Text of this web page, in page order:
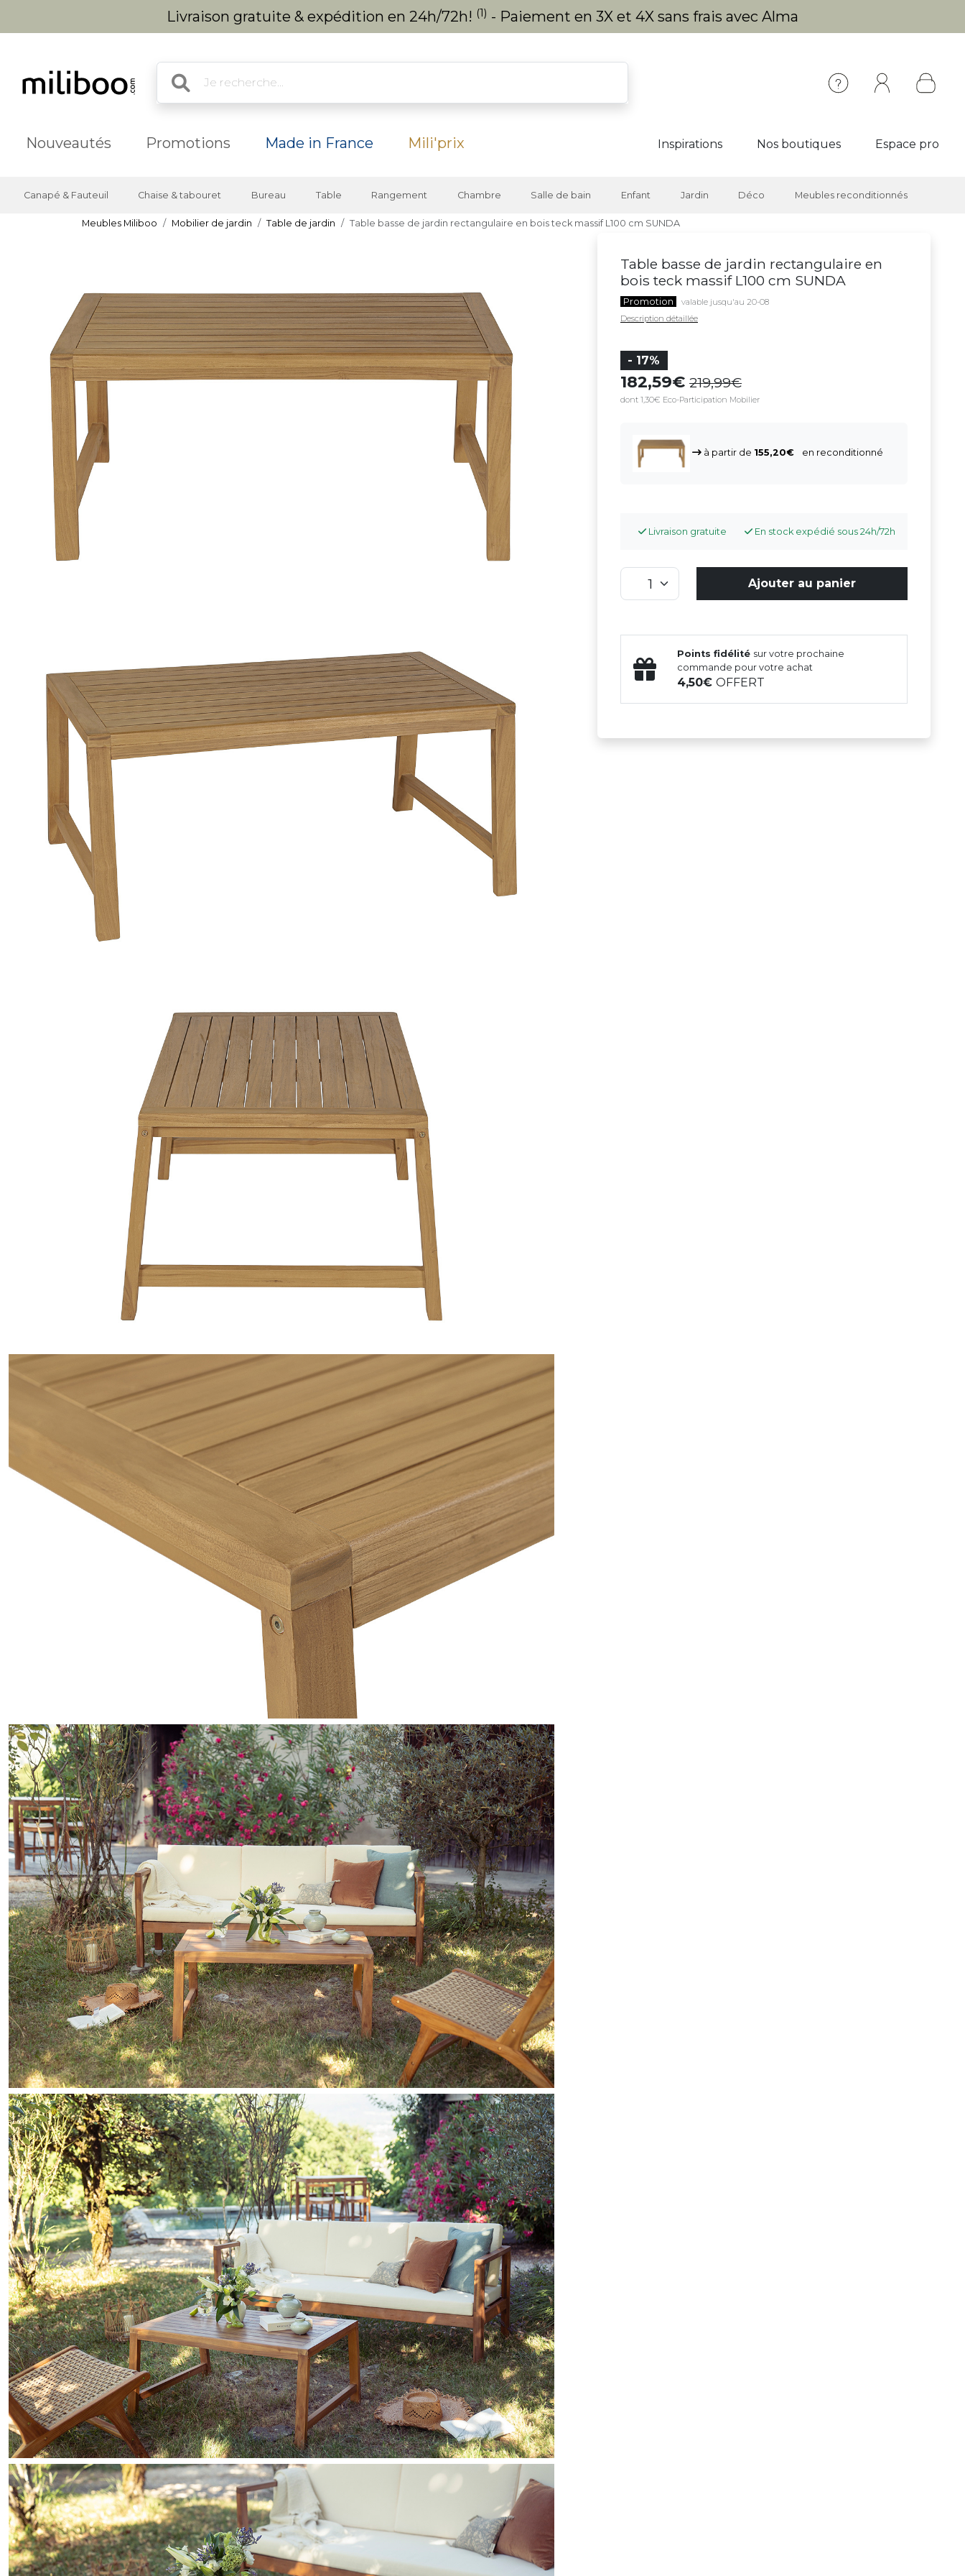
Livraison gratuite & expédition en 24h/72h! (1) - Paiement en 3X et 4X sans frais avec Alma
Nouveautés Promotions Made in France Mili'prix Inspirations Nos boutiques Espace pro
Canapé & Fauteuil Chaise & tabouret Bureau Table Rangement Chambre Salle de bain Enfant Jardin Déco Meubles reconditionnés
Meubles Miliboo Mobilier de jardin Table de jardin Table basse de jardin rectangulaire en bois teck massif L100 cm SUNDA
Table basse de jardin rectangulaire en
bois teck massif L100 cm SUNDA
Promotion
valable jusqu'au 20-08
Description détaillée
- 17%
182,59 219,99
dont 1,30€ Eco-Participation Mobilier
à partir de 155,20 en reconditionné
Livraison gratuite En stock expédié sous 24h/72h
Ajouter au panier
Points fidélité sur votre prochaine
commande pour votre achat
4,50OFFERT